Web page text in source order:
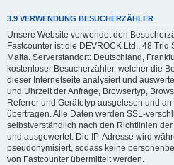
3.9 VERWENDUNG BESUCHERZÄHLER
Unsere Website verwendet den
Fastcounter ist die DEVROCK Ltd., 48
Malta. Serverstandort: Deutschland,
kostenloser Besucherzähler, welcher die
dieser Internetseite analysiert und
und Uhrzeit der Anfrage, Browsertyp,
Referrer und Gerätetyp ausgelesen und
übertragen. Alle Daten werden SSL-
selbstverständlich nach den Richtlinien
und ausgewertet. Die IP-Adresse wird
pseudonymisiert, sodass keine
von Fastcounter übermittelt werden.